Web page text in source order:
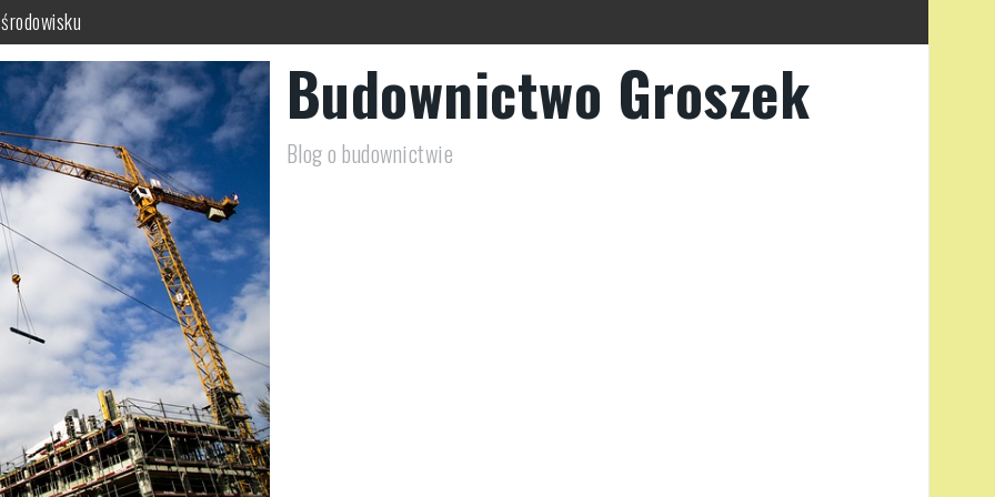
w ogrodzie
budynku?
wybór?
dla niższych budynków
Budownictwo Groszek
Blog o budownictwie